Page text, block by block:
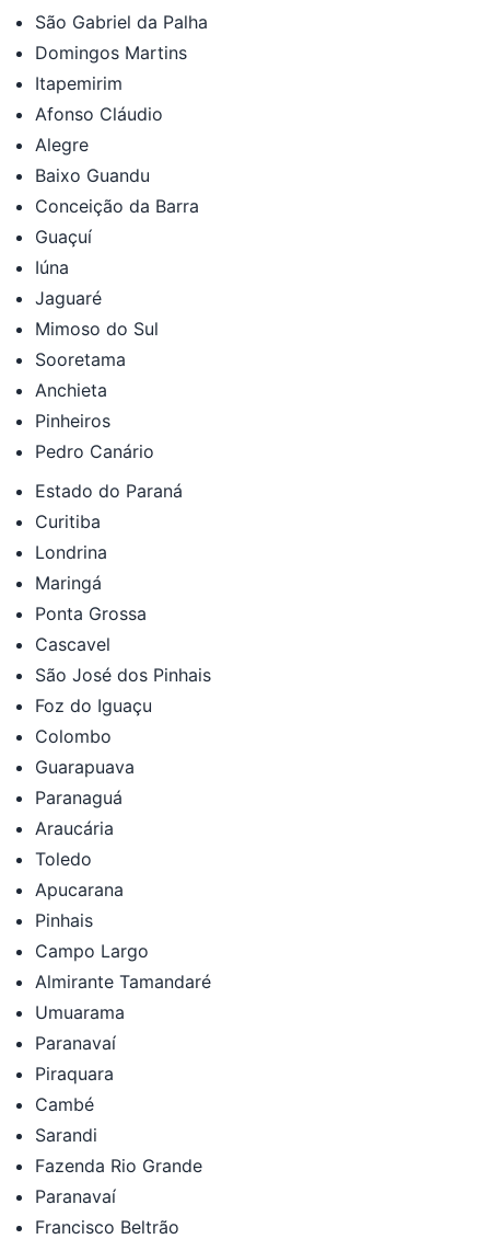
São Gabriel da Palha
Domingos Martins
Itapemirim
Afonso Cláudio
Alegre
Baixo Guandu
Conceição da Barra
Guaçuí
Iúna
Jaguaré
Mimoso do Sul
Sooretama
Anchieta
Pinheiros
Pedro Canário
Estado do Paraná
Curitiba
Londrina
Maringá
Ponta Grossa
Cascavel
São José dos Pinhais
Foz do Iguaçu
Colombo
Guarapuava
Paranaguá
Araucária
Toledo
Apucarana
Pinhais
Campo Largo
Almirante Tamandaré
Umuarama
Paranavaí
Piraquara
Cambé
Sarandi
Fazenda Rio Grande
Paranavaí
Francisco Beltrão